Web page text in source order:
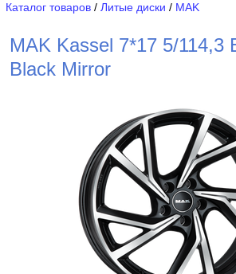
Каталог товаров / Литые диски / MAK
MAK Kassel 7*17 5/114,3
Black Mirror